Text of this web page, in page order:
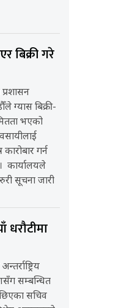
बिक्री गरे
ग्यास बिक्री-
भएको
गर्न
कार्यालयले
सूचना जारी
धरौटीमा
सम्बन्धित
सचिव